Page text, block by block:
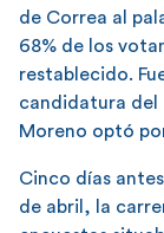
de Correa al
68% de los
restablecido.
candidatura del
Moreno optó
Cinco días
de abril, la